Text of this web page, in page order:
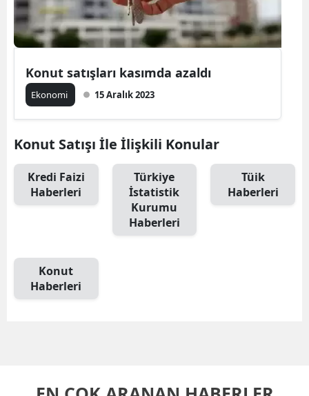
Konut satışları kasımda azaldı
Ekonomi 15 Aralık 2023
Konut Satışı İle İlişkili Konular
Kredi Faizi
Haberleri
Türkiye
İstatistik
Kurumu
Haberleri
Tüik
Haberleri
Konut
Haberleri